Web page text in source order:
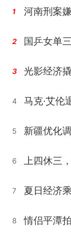
1
2 国乒女单
3 光影经济
4 马克·艾伦
5 新疆优化
6
7
8 情侣平潭